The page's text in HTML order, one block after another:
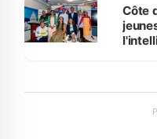
Côte